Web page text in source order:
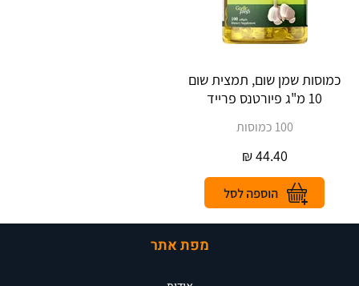
כמוסות שמן שום, תמצית שום
10 מ"ג פיורטנס פרייד
100 כמוסות
44.40
₪
מפת אתר